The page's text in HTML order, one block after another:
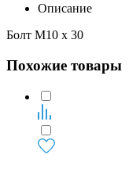
Описание
Болт М10 х 30
Похожие товары